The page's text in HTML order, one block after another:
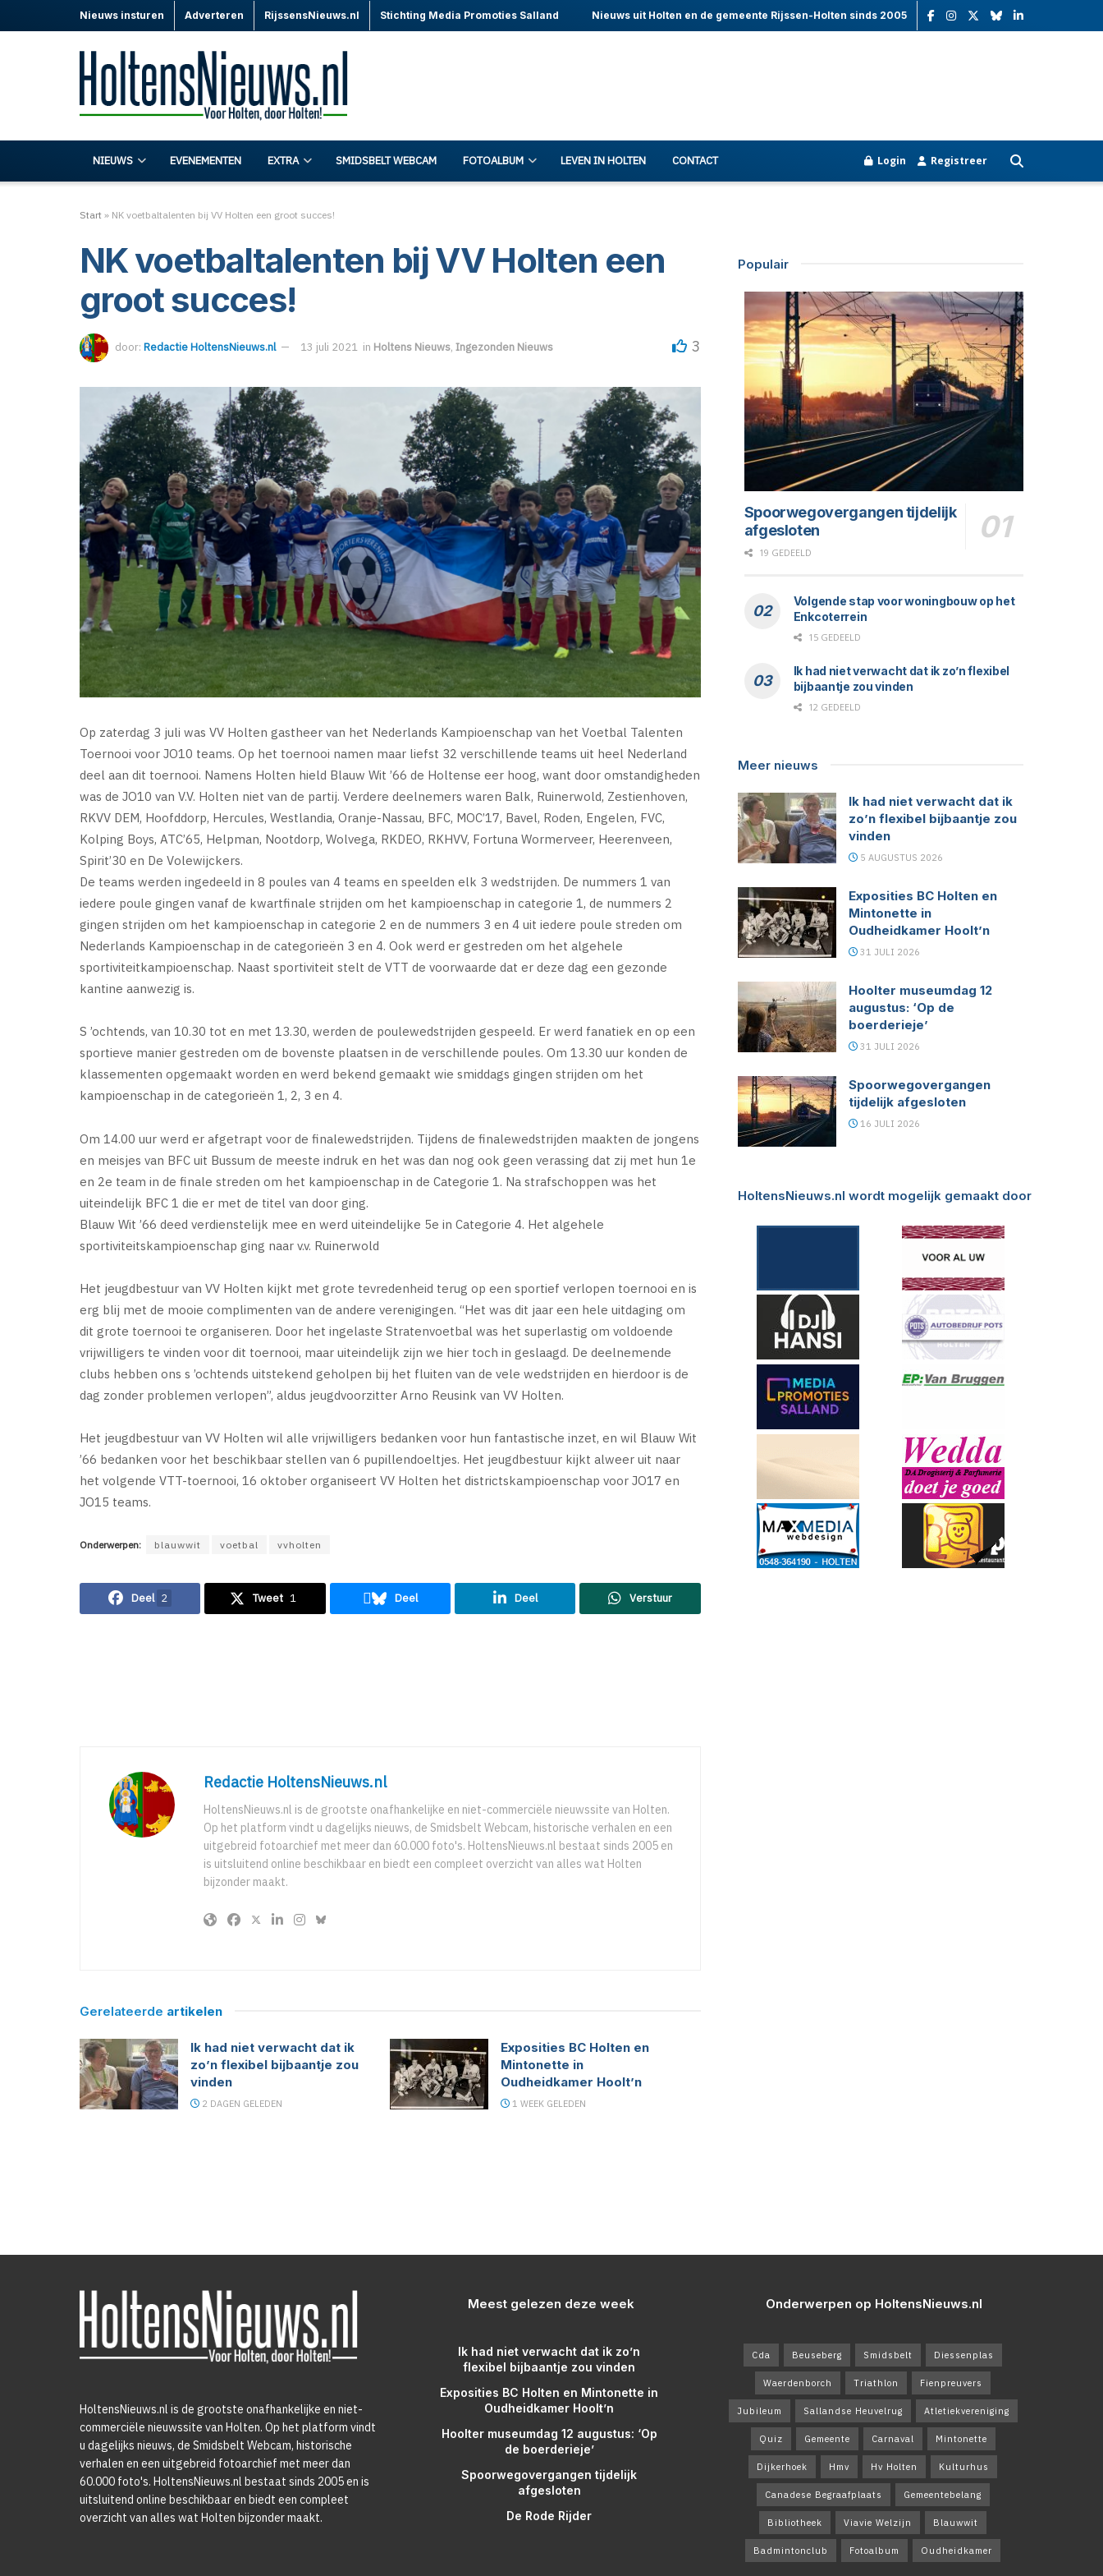
Nieuws insturen Adverteren RijssensNieuws.nl Stichting Media Promoties Salland Nieuws uit Holten en de gemeente Rijssen-Holten sinds 2005
NIEUWS EVENEMENTEN EXTRA SMIDSBELT WEBCAM FOTOALBUM LEVEN IN HOLTEN CONTACT Login Registreer
Start » NK voetbaltalenten bij VV Holten een groot succes!
NK voetbaltalenten bij VV Holten een
groot succes!
door: Redactie HoltensNieuws.nl 13 juli 2021 in Holtens Nieuws, Ingezonden Nieuws 3
Op zaterdag 3 juli was VV Holten gastheer van het Nederlands Kampioenschap van het Voetbal Talenten
Toernooi voor JO10 teams. Op het toernooi namen maar liefst 32 verschillende teams uit heel Nederland
deel aan dit toernooi. Namens Holten hield Blauw Wit ’66 de Holtense eer hoog, want door omstandigheden
was de JO10 van V.V. Holten niet van de partij. Verdere deelnemers waren Balk, Ruinerwold, Zestienhoven,
RKVV DEM, Hoofddorp, Hercules, Westlandia, Oranje-Nassau, BFC, MOC’17, Bavel, Roden, Engelen, FVC,
Kolping Boys, ATC’65, Helpman, Nootdorp, Wolvega, RKDEO, RKHVV, Fortuna Wormerveer, Heerenveen,
Spirit’30 en De Volewijckers.
De teams werden ingedeeld in 8 poules van 4 teams en speelden elk 3 wedstrijden. De nummers 1 van
iedere poule gingen vanaf de kwartfinale strijden om het kampioenschap in categorie 1, de nummers 2
gingen strijden om het kampioenschap in categorie 2 en de nummers 3 en 4 uit iedere poule streden om
Nederlands Kampioenschap in de categorieën 3 en 4. Ook werd er gestreden om het algehele
sportiviteitkampioenschap. Naast sportiviteit stelt de VTT de voorwaarde dat er deze dag een gezonde
kantine aanwezig is.
S ’ochtends, van 10.30 tot en met 13.30, werden de poulewedstrijden gespeeld. Er werd fanatiek en op een
sportieve manier gestreden om de bovenste plaatsen in de verschillende poules. Om 13.30 uur konden de
klassementen opgemaakt worden en werd bekend gemaakt wie smiddags gingen strijden om het
kampioenschap in de categorieën 1, 2, 3 en 4.
Om 14.00 uur werd er afgetrapt voor de finalewedstrijden. Tijdens de finalewedstrijden maakten de jongens
en meisjes van BFC uit Bussum de meeste indruk en het was dan nog ook geen verassing dat zij met hun 1e
en 2e team in de finale streden om het kampioenschap in de Categorie 1. Na strafschoppen was het
uiteindelijk BFC 1 die er met de titel van door ging.
Blauw Wit ’66 deed verdienstelijk mee en werd uiteindelijke 5e in Categorie 4. Het algehele
sportiviteitskampioenschap ging naar v.v. Ruinerwold
Het jeugdbestuur van VV Holten kijkt met grote tevredenheid terug op een sportief verlopen toernooi en is
erg blij met de mooie complimenten van de andere verenigingen. “Het was dit jaar een hele uitdaging om
dit grote toernooi te organiseren. Door het ingelaste Stratenvoetbal was het superlastig om voldoende
vrijwilligers te vinden voor dit toernooi, maar uiteindelijk zijn we hier toch in geslaagd. De deelnemende
clubs hebben ons s ’ochtends uitstekend geholpen bij het fluiten van de vele wedstrijden en hierdoor is de
dag zonder problemen verlopen”, aldus jeugdvoorzitter Arno Reusink van VV Holten.
Het jeugdbestuur van VV Holten wil alle vrijwilligers bedanken voor hun fantastische inzet, en wil Blauw Wit
’66 bedanken voor het beschikbaar stellen van 6 pupillendoeltjes. Het jeugdbestuur kijkt alweer uit naar
het volgende VTT-toernooi, 16 oktober organiseert VV Holten het districtskampioenschap voor JO17 en
JO15 teams.
Onderwerpen: blauwwit voetbal vvholten
Deel 2 Tweet 1 Deel Deel Verstuur
Redactie HoltensNieuws.nl
HoltensNieuws.nl is de grootste onafhankelijke en niet-commerciële nieuwssite van Holten.
Op het platform vindt u dagelijks nieuws, de Smidsbelt Webcam, historische verhalen en een
uitgebreid fotoarchief met meer dan 60.000 foto's. HoltensNieuws.nl bestaat sinds 2005 en
is uitsluitend online beschikbaar en biedt een compleet overzicht van alles wat Holten
bijzonder maakt.
Gerelateerde artikelen
Ik had niet verwacht dat ik
zo’n flexibel bijbaantje zou
vinden
2 DAGEN GELEDEN
Exposities BC Holten en
Mintonette in
Oudheidkamer Hoolt’n
1 WEEK GELEDEN
Populair
Spoorwegovergangen tijdelijk
afgesloten
19 GEDEELD
Volgende stap voor woningbouw op het
Enkcoterrein
15 GEDEELD
Ik had niet verwacht dat ik zo’n flexibel
bijbaantje zou vinden
12 GEDEELD
Meer nieuws
Ik had niet verwacht dat ik
zo’n flexibel bijbaantje zou
vinden
5 AUGUSTUS 2026
Exposities BC Holten en
Mintonette in
Oudheidkamer Hoolt’n
31 JULI 2026
Hoolter museumdag 12
augustus: ‘Op de
boerderieje’
31 JULI 2026
Spoorwegovergangen
tijdelijk afgesloten
16 JULI 2026
HoltensNieuws.nl wordt mogelijk gemaakt door
HoltensNieuws.nl is de grootste onafhankelijke en niet-
commerciële nieuwssite van Holten. Op het platform vindt
u dagelijks nieuws, de Smidsbelt Webcam, historische
verhalen en een uitgebreid fotoarchief met meer dan
60.000 foto's. HoltensNieuws.nl bestaat sinds 2005 en is
uitsluitend online beschikbaar en biedt een compleet
overzicht van alles wat Holten bijzonder maakt.
Meest gelezen deze week
Ik had niet verwacht dat ik zo’n
flexibel bijbaantje zou vinden
Exposities BC Holten en Mintonette in
Oudheidkamer Hoolt’n
Hoolter museumdag 12 augustus: ‘Op
de boerderieje’
Spoorwegovergangen tijdelijk
afgesloten
De Rode Rijder
Onderwerpen op HoltensNieuws.nl
Cda Beuseberg Smidsbelt Diessenplas
Waerdenborch Triathlon Fienpreuvers
Jubileum Sallandse Heuvelrug Atletiekvereniging
Quiz Gemeente Carnaval Mintonette
Dijkerhoek Hmv Hv Holten Kulturhus
Canadese Begraafplaats Gemeentebelang
Bibliotheek Viavie Welzijn Blauwwit
Badmintonclub Fotoalbum Oudheidkamer